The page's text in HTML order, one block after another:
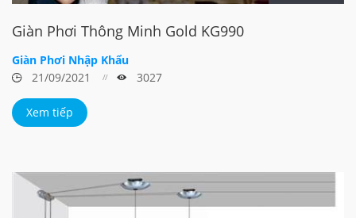
Giàn Phơi Thông Minh Gold KG990
Giàn Phơi Nhập Khẩu
21/09/2021
3027
Xem tiếp